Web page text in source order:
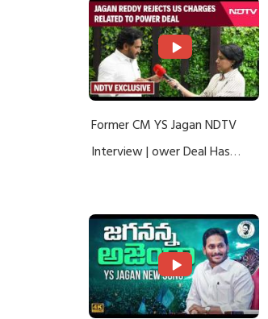
Former CM YS Jagan NDTV
Interview | ower Deal Has